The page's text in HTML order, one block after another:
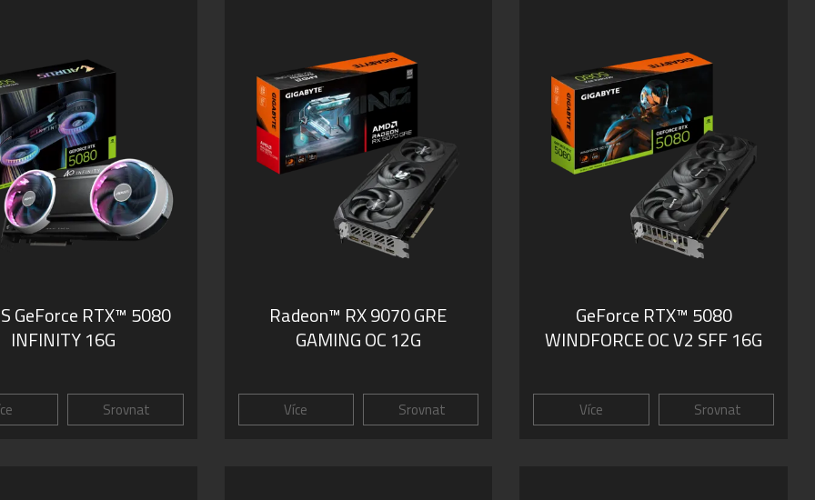
GeForce RTX™ 5080
INFINITY 16G
Srovnat
Radeon™ RX 9070 GRE
GAMING OC 12G
Více Srovnat
GeForce RTX­­™ 5080
WINDFORCE OC V2 SFF 16G
Více Srovnat